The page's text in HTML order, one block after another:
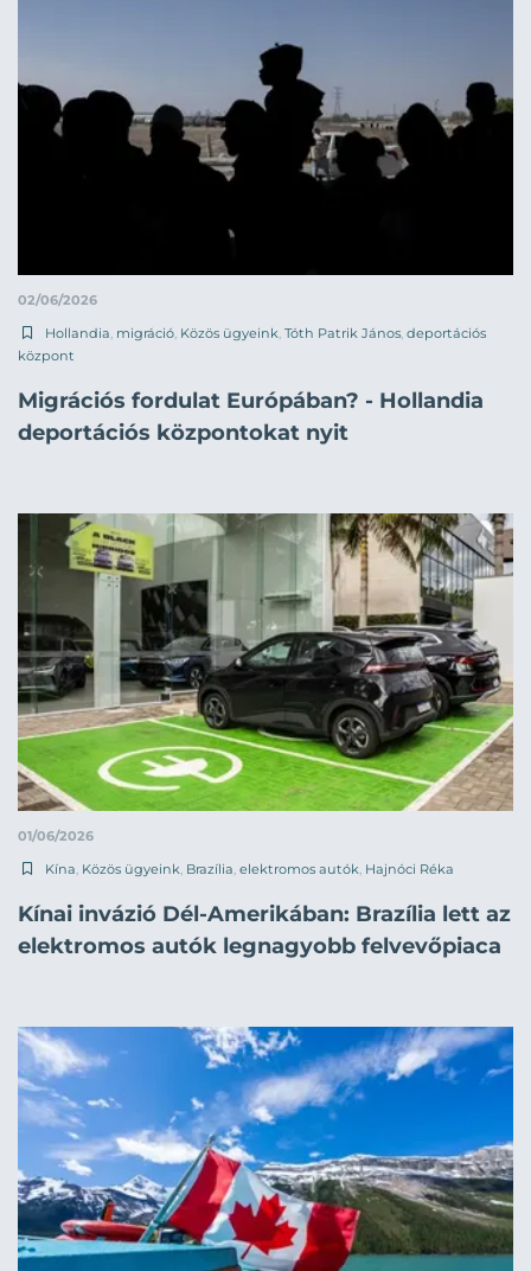
02/06/2026
Hollandia, migráció, Közös ügyeink, Tóth Patrik János, deportációs
központ
Migrációs fordulat Európában? - Hollandia
deportációs központokat nyit
01/06/2026
Kína, Közös ügyeink, Brazília, elektromos autók, Hajnóci Réka
Kínai invázió Dél-Amerikában: Brazília lett az
elektromos autók legnagyobb felvevőpiaca